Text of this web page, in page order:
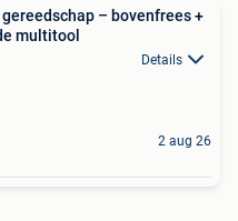
– bovenfrees +
multitool
Details
2 aug 26